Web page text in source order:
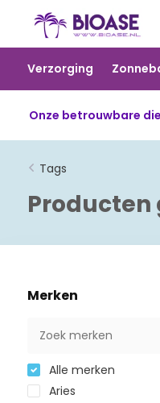
Verzorging
Onze betrouwbare
Tags
Merken
Alle merken
Aries